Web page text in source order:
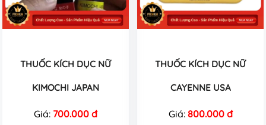
THUỐC KÍCH DỤC NỮ
KIMOCHI JAPAN
Giá: 700.000 đ
THUỐC KÍCH DỤC NỮ
CAYENNE USA
Giá: 800.000 đ